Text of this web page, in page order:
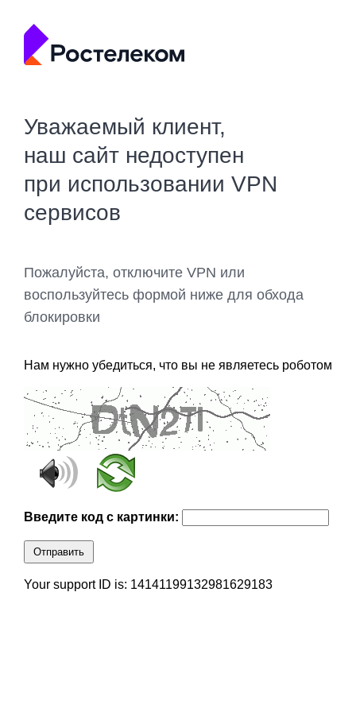
Уважаемый клиент,
наш сайт недоступен
при использовании VPN
сервисов
Пожалуйста, отключите VPN или
воспользуйтесь формой ниже для обхода
блокировки
Нам нужно убедиться, что вы не являетесь роботом
Введите код с картинки:
Отправить
Your support ID is: 14141199132981629183